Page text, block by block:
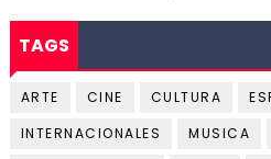
TAGS
ARTE CINE CULTURA
INTERNACIONALES
MUSICA